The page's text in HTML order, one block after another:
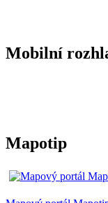
Mobilní
Mapotip